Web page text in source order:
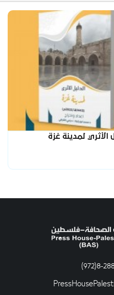
الأثري لمدينة غزة